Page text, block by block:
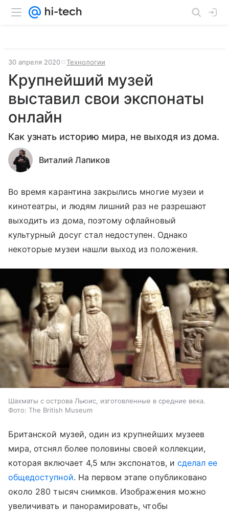
30 апреля 2020 Технологии
Крупнейший музей
выставил свои экспонаты
онлайн
Как узнать историю мира, не выходя из дома.
Виталий Лапиков
Во время карантина закрылись многие музеи и
кинотеатры, и людям лишний раз не разрешают
выходить из дома, поэтому офлайновый
культурный досуг стал недоступен. Однако
некоторые музеи нашли выход из положения.
Шахматы с острова Льюис, изготовленные в средние века.
Фото: The British Museum
Британской музей, один из крупнейших музеев
мира, отснял более половины своей коллекции,
которая включает 4,5 млн экспонатов, и сделал ее
общедоступной. На первом этапе опубликовано
около 280 тысяч снимков. Изображения можно
увеличивать и панорамировать, чтобы